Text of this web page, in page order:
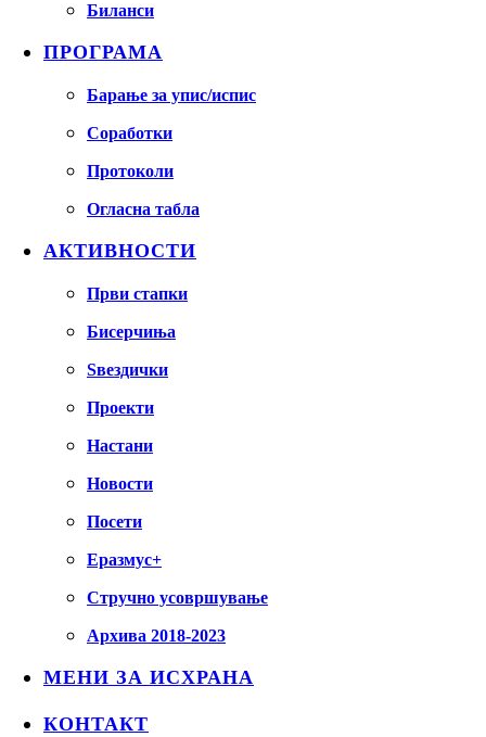
Биланси
ПРОГРАМА
Барање за упис/испис
Соработки
Протоколи
Огласна табла
АКТИВНОСТИ
Први стапки
Бисерчиња
Ѕвездички
Проекти
Настани
Новости
Посети
Еразмус+
Стручно усовршување
Архива 2018-2023
МЕНИ ЗА ИСХРАНА
КОНТАКТ